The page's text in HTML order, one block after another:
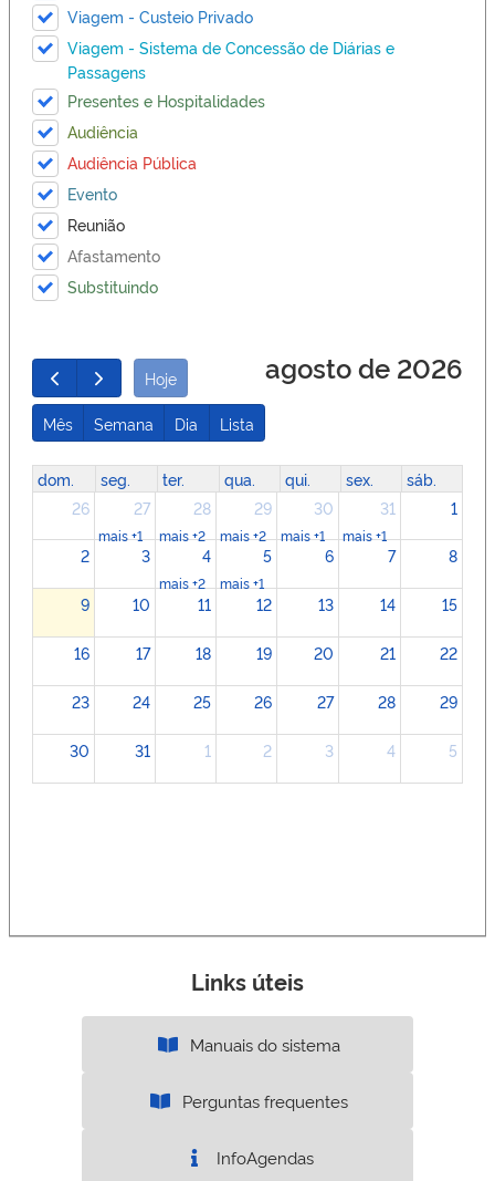
Viagem - Custeio Privado
Viagem - Sistema de Concessão de Diárias e
Passagens
Presentes e Hospitalidades
Audiência
Audiência Pública
Evento
Reunião
Afastamento
Substituindo
Hoje agosto de 2026
Mês Semana Dia Lista
dom. seg. ter. qua. qui. sex.
sáb.
26
27
mais +1
28
mais +2
29
mais +2
30
mais +1
31
mais +1
1
2 3 4
mais +2
5
mais +1
6 7 8
9 10 11 12 13 14 15
16 17 18 19 20 21 22
23 24 25 26 27 28 29
30 31 1 2 3 4 5
Links úteis
Manuais do sistema
Perguntas frequentes
InfoAgendas